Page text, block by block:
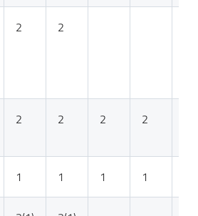
2 2
2 2 2 2
1 1 1 1